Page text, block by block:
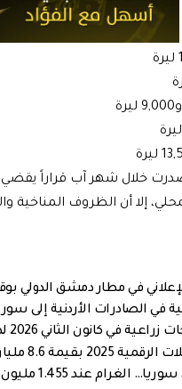
إلا أن الظروف المناخية
في مطار دمشق الدولي
الثاني 2026 لدعم الإنتاج المحلي
8.6 مليار دولار
عند 1.455 مليون ليرة سورية